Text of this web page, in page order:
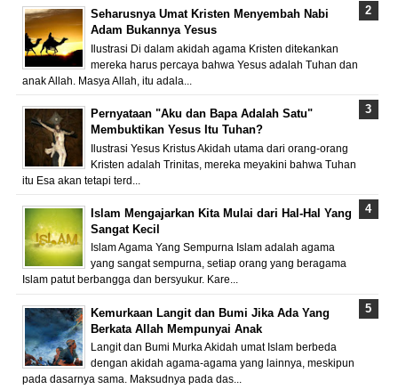
Seharusnya Umat Kristen Menyembah Nabi
Adam Bukannya Yesus
Ilustrasi Di dalam akidah agama Kristen ditekankan
mereka harus percaya bahwa Yesus adalah Tuhan dan
anak Allah. Masya Allah, itu adala...
Pernyataan "Aku dan Bapa Adalah Satu"
Membuktikan Yesus Itu Tuhan?
Ilustrasi Yesus Kristus Akidah utama dari orang-orang
Kristen adalah Trinitas, mereka meyakini bahwa Tuhan
itu Esa akan tetapi terd...
Islam Mengajarkan Kita Mulai dari Hal-Hal Yang
Sangat Kecil
Islam Agama Yang Sempurna Islam adalah agama
yang sangat sempurna, setiap orang yang beragama
Islam patut berbangga dan bersyukur. Kare...
Kemurkaan Langit dan Bumi Jika Ada Yang
Berkata Allah Mempunyai Anak
Langit dan Bumi Murka Akidah umat Islam berbeda
dengan akidah agama-agama yang lainnya, meskipun
pada dasarnya sama. Maksudnya pada das...